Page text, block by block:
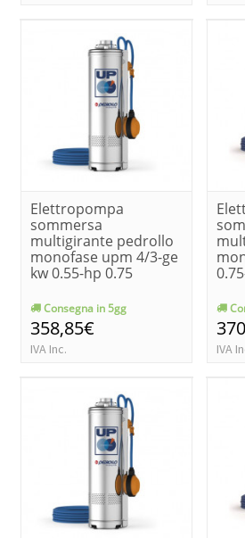
Elettropompa
sommersa
multigirante pedrollo
monofase upm 4/3-ge
kw 0.55-hp 0.75
Consegna in 5gg
358,85€
IVA Inc. IVA